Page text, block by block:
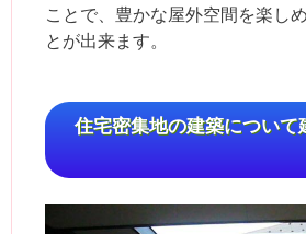
ことで、豊かな屋外空間を楽し
とが出来ます。
住宅密集地の建築について